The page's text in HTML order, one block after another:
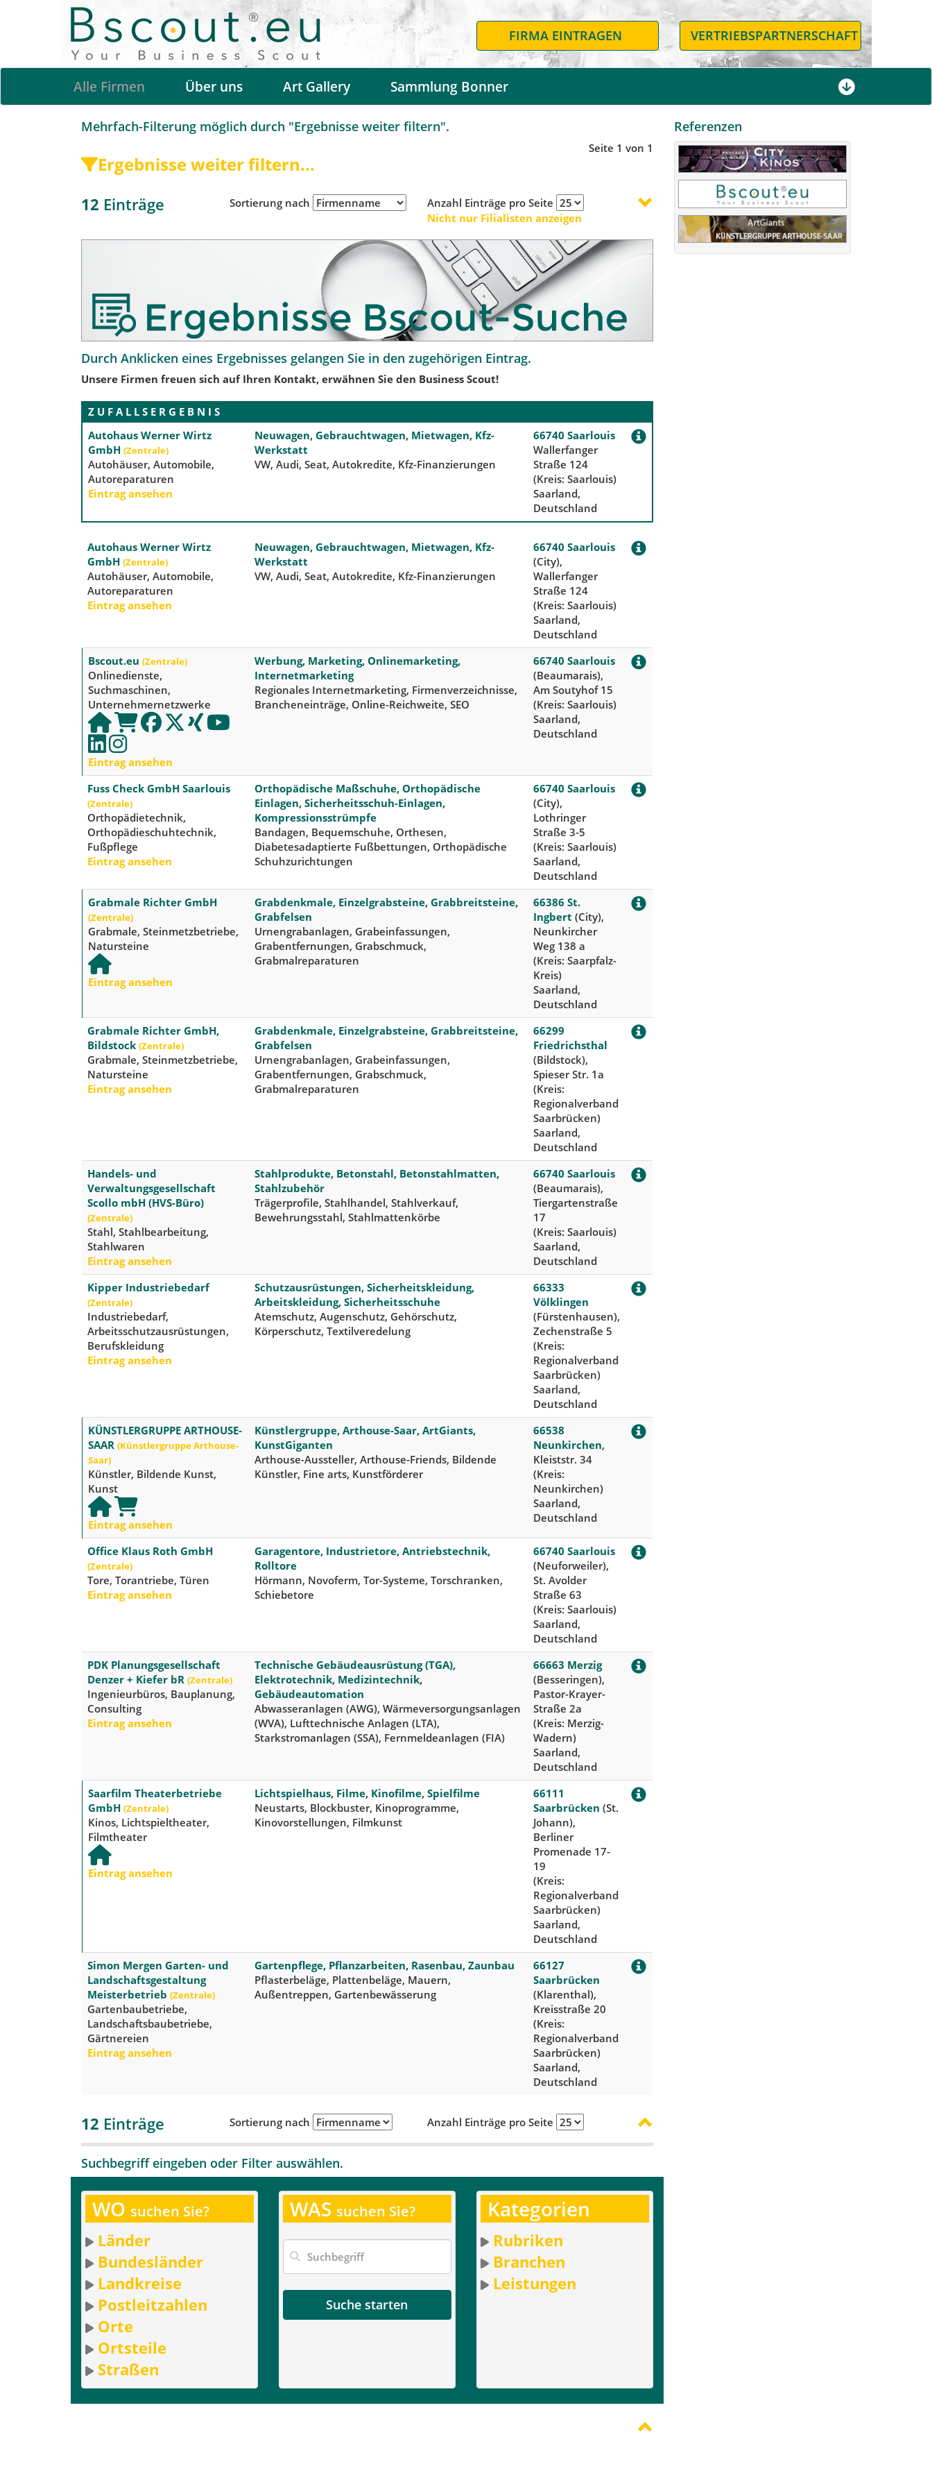
FIRMA EINTRAGEN VERTRIEBSPARTNERSCHAFT
Alle Firmen Über uns Art Gallery Sammlung Bonner
Mehrfach-Filterung möglich durch "Ergebnisse weiter filtern".
Ergebnisse weiter filtern...
Seite 1 von 1
12 Einträge Sortierung nach
Anzahl Einträge pro Seite
Nicht nur Filialisten anzeigen
Durch Anklicken eines Ergebnisses gelangen Sie in den zugehörigen Eintrag.
Unsere Firmen freuen sich auf Ihren Kontakt, erwähnen Sie den Business Scout!
Z U F A L L S E R G E B N I S
Autohaus Werner Wirtz
GmbH (Zentrale)
Autohäuser, Automobile,
Autoreparaturen
Eintrag ansehen
Neuwagen, Gebrauchtwagen, Mietwagen, Kfz-
Werkstatt
VW, Audi, Seat, Autokredite, Kfz-Finanzierungen
66740 Saarlouis
Wallerfanger
Straße 124
(Kreis: Saarlouis)
Saarland,
Deutschland
Autohaus Werner Wirtz
GmbH (Zentrale)
Autohäuser, Automobile,
Autoreparaturen
Eintrag ansehen
Neuwagen, Gebrauchtwagen, Mietwagen, Kfz-
Werkstatt
VW, Audi, Seat, Autokredite, Kfz-Finanzierungen
66740 Saarlouis
(City),
Wallerfanger
Straße 124
(Kreis: Saarlouis)
Saarland,
Deutschland
Bscout.eu (Zentrale)
Onlinedienste,
Suchmaschinen,
Unternehmernetzwerke
Eintrag ansehen
Werbung, Marketing, Onlinemarketing,
Internetmarketing
Regionales Internetmarketing, Firmenverzeichnisse,
Brancheneinträge, Online-Reichweite, SEO
66740 Saarlouis
(Beaumarais),
Am Soutyhof 15
(Kreis: Saarlouis)
Saarland,
Deutschland
Fuss Check GmbH Saarlouis
(Zentrale)
Orthopädietechnik,
Orthopädieschuhtechnik,
Fußpflege
Eintrag ansehen
Orthopädische Maßschuhe, Orthopädische
Einlagen, Sicherheitsschuh-Einlagen,
Kompressionsstrümpfe
Bandagen, Bequemschuhe, Orthesen,
Diabetesadaptierte Fußbettungen, Orthopädische
Schuhzurichtungen
66740 Saarlouis
(City),
Lothringer
Straße 3-5
(Kreis: Saarlouis)
Saarland,
Deutschland
Grabmale Richter GmbH
(Zentrale)
Grabmale, Steinmetzbetriebe,
Natursteine
Eintrag ansehen
Grabdenkmale, Einzelgrabsteine, Grabbreitsteine,
Grabfelsen
Urnengrabanlagen, Grabeinfassungen,
Grabentfernungen, Grabschmuck,
Grabmalreparaturen
66386 St.
Ingbert (City),
Neunkircher
Weg 138 a
(Kreis: Saarpfalz-
Kreis)
Saarland,
Deutschland
Grabmale Richter GmbH,
Bildstock (Zentrale)
Grabmale, Steinmetzbetriebe,
Natursteine
Eintrag ansehen
Grabdenkmale, Einzelgrabsteine, Grabbreitsteine,
Grabfelsen
Urnengrabanlagen, Grabeinfassungen,
Grabentfernungen, Grabschmuck,
Grabmalreparaturen
66299
Friedrichsthal
(Bildstock),
Spieser Str. 1a
(Kreis:
Regionalverband
Saarbrücken)
Saarland,
Deutschland
Handels- und
Verwaltungsgesellschaft
Scollo mbH (HVS-Büro)
(Zentrale)
Stahl, Stahlbearbeitung,
Stahlwaren
Eintrag ansehen
Stahlprodukte, Betonstahl, Betonstahlmatten,
Stahlzubehör
Trägerprofile, Stahlhandel, Stahlverkauf,
Bewehrungsstahl, Stahlmattenkörbe
66740 Saarlouis
(Beaumarais),
Tiergartenstraße
17
(Kreis: Saarlouis)
Saarland,
Deutschland
Kipper Industriebedarf
(Zentrale)
Industriebedarf,
Arbeitsschutzausrüstungen,
Berufskleidung
Eintrag ansehen
Schutzausrüstungen, Sicherheitskleidung,
Arbeitskleidung, Sicherheitsschuhe
Atemschutz, Augenschutz, Gehörschutz,
Körperschutz, Textilveredelung
66333
Völklingen
(Fürstenhausen),
Zechenstraße 5
(Kreis:
Regionalverband
Saarbrücken)
Saarland,
Deutschland
KÜNSTLERGRUPPE ARTHOUSE-
SAAR (Künstlergruppe Arthouse-
Saar)
Künstler, Bildende Kunst,
Kunst
Eintrag ansehen
Künstlergruppe, Arthouse-Saar, ArtGiants,
KunstGiganten
Arthouse-Aussteller, Arthouse-Friends, Bildende
Künstler, Fine arts, Kunstförderer
66538
Neunkirchen,
Kleiststr. 34
(Kreis:
Neunkirchen)
Saarland,
Deutschland
Office Klaus Roth GmbH
(Zentrale)
Tore, Torantriebe, Türen
Eintrag ansehen
Garagentore, Industrietore, Antriebstechnik,
Rolltore
Hörmann, Novoferm, Tor-Systeme, Torschranken,
Schiebetore
66740 Saarlouis
(Neuforweiler),
St. Avolder
Straße 63
(Kreis: Saarlouis)
Saarland,
Deutschland
PDK Planungsgesellschaft
Denzer + Kiefer bR (Zentrale)
Ingenieurbüros, Bauplanung,
Consulting
Eintrag ansehen
Technische Gebäudeausrüstung (TGA),
Elektrotechnik, Medizintechnik,
Gebäudeautomation
Abwasseranlagen (AWG), Wärmeversorgungsanlagen
(WVA), Lufttechnische Anlagen (LTA),
Starkstromanlagen (SSA), Fernmeldeanlagen (FIA)
66663 Merzig
(Besseringen),
Pastor-Krayer-
Straße 2a
(Kreis: Merzig-
Wadern)
Saarland,
Deutschland
Saarfilm Theaterbetriebe
GmbH (Zentrale)
Kinos, Lichtspieltheater,
Filmtheater
Eintrag ansehen
Lichtspielhaus, Filme, Kinofilme, Spielfilme
Neustarts, Blockbuster, Kinoprogramme,
Kinovorstellungen, Filmkunst
66111
Saarbrücken (St.
Johann),
Berliner
Promenade 17-
19
(Kreis:
Regionalverband
Saarbrücken)
Saarland,
Deutschland
Simon Mergen Garten- und
Landschaftsgestaltung
Meisterbetrieb (Zentrale)
Gartenbaubetriebe,
Landschaftsbaubetriebe,
Gärtnereien
Eintrag ansehen
Gartenpflege, Pflanzarbeiten, Rasenbau, Zaunbau
Pflasterbeläge, Plattenbeläge, Mauern,
Außentreppen, Gartenbewässerung
66127
Saarbrücken
(Klarenthal),
Kreisstraße 20
(Kreis:
Regionalverband
Saarbrücken)
Saarland,
Deutschland
12 Einträge Sortierung nach Anzahl Einträge pro Seite
Suchbegriff eingeben oder Filter auswählen.
WO suchen Sie?
Länder
Bundesländer
Landkreise
Postleitzahlen
Orte
Ortsteile
Straßen
WAS suchen Sie?
Suche starten
Kategorien
Rubriken
Branchen
Leistungen
Referenzen